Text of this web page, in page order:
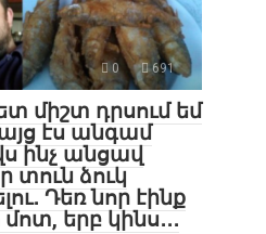
0 691
միշտ դրսում եմ
էս անգամ
ինչ անցավ
տուն ձուկ
Դեռ նոր էինք
երբ կինս․․․